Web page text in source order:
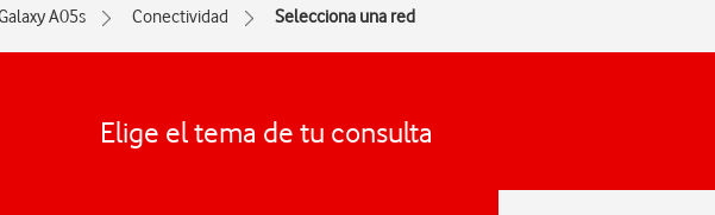
A05s Conectividad Selecciona una red
Elige el tema de tu consulta